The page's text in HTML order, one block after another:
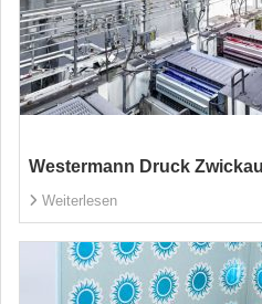
Westermann Druck
Weiterlesen